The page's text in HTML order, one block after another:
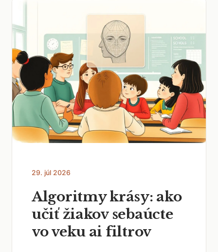
29. júl 2026
Algoritmy krásy: ako
učiť žiakov sebaúcte
vo veku ai filtrov